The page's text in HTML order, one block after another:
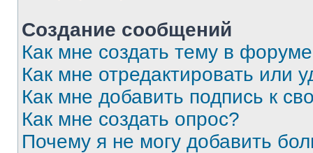
Создание сообщений
Как мне создать тему в
Как мне отредактировать или
Как мне добавить подпись к
Как мне создать опрос?
Почему я не могу добавить